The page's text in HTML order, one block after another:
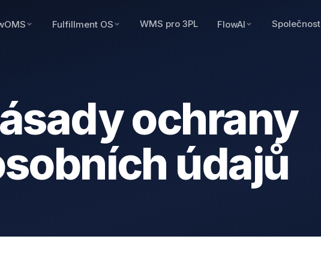
Fulfillment OS WMS pro 3PL FlowAI Společnost
ochrany
údajů